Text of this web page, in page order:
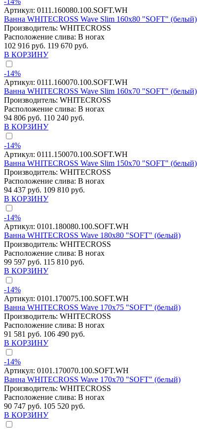
Артикул: 0111.160080.100.SOFT.WH
Ванна WHITECROSS Wave Slim 160x80 "SOFT" (белый)
Производитель: WHITECROSS
Расположение слива: В ногах
102 916 руб. 119 670 руб.
В КОРЗИНУ
-14%
Артикул: 0111.160070.100.SOFT.WH
Ванна WHITECROSS Wave Slim 160x70 "SOFT" (белый)
Производитель: WHITECROSS
Расположение слива: В ногах
94 806 руб. 110 240 руб.
В КОРЗИНУ
-14%
Артикул: 0111.150070.100.SOFT.WH
Ванна WHITECROSS Wave Slim 150x70 "SOFT" (белый)
Производитель: WHITECROSS
Расположение слива: В ногах
94 437 руб. 109 810 руб.
В КОРЗИНУ
-14%
Артикул: 0101.180080.100.SOFT.WH
Ванна WHITECROSS Wave 180x80 "SOFT" (белый)
Производитель: WHITECROSS
Расположение слива: В ногах
99 597 руб. 115 810 руб.
В КОРЗИНУ
-14%
Артикул: 0101.170075.100.SOFT.WH
Ванна WHITECROSS Wave 170x75 "SOFT" (белый)
Производитель: WHITECROSS
Расположение слива: В ногах
91 581 руб. 106 490 руб.
В КОРЗИНУ
-14%
Артикул: 0101.170070.100.SOFT.WH
Ванна WHITECROSS Wave 170x70 "SOFT" (белый)
Производитель: WHITECROSS
Расположение слива: В ногах
90 747 руб. 105 520 руб.
В КОРЗИНУ